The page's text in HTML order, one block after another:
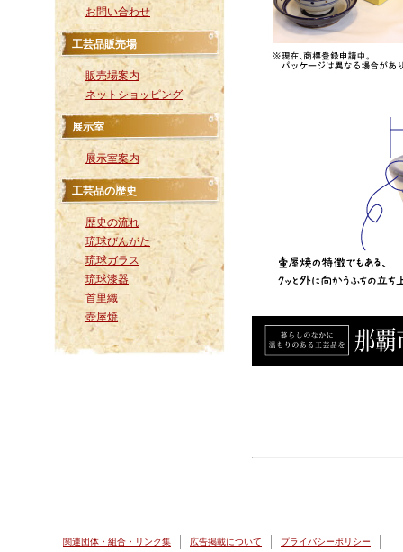
お問い合わせ
工芸品販売場
販売場案内
ネットショッピング
展示室
展示室案内
工芸品の歴史
歴史の流れ
琉球びんがた
琉球ガラス
琉球漆器
首里織
壺屋焼
関連団体・組合・リンク集 広告掲載について プライバシーポリシー